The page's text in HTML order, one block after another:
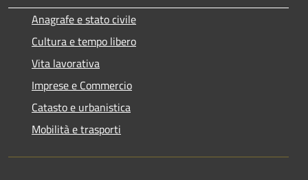
Anagrafe e stato civile
Cultura e tempo libero
Vita lavorativa
Imprese e Commercio
Catasto e urbanistica
Mobilità e trasporti